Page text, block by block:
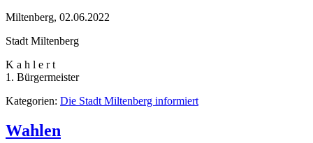
Miltenberg, 02.06.2022
Stadt Miltenberg
K a h l e r t
1. Bürgermeister
Kategorien: Die Stadt Miltenberg informiert
Wahlen